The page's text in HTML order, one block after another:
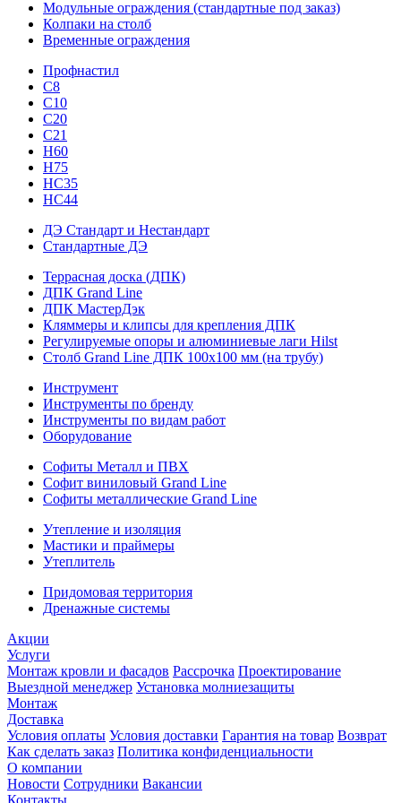
Модульные ограждения (стандартные под заказ)
Колпаки на столб
Временные ограждения
Профнастил
С8
С10
С20
С21
H60
H75
HС35
НС44
ДЭ Стандарт и Нестандарт
Стандартные ДЭ
Террасная доска (ДПК)
ДПК Grand Line
ДПК МастерДэк
Кляммеры и клипсы для крепления ДПК
Регулируемые опоры и алюминиевые лаги Hilst
Столб Grand Line ДПК 100х100 мм (на трубу)
Инструмент
Инструменты по бренду
Инструменты по видам работ
Оборудование
Софиты Металл и ПВХ
Софит виниловый Grand Line
Софиты металлические Grand Line
Утепление и изоляция
Мастики и праймеры
Утеплитель
Придомовая территория
Дренажные системы
Акции
Услуги
Монтаж кровли и фасадов Рассрочка Проектирование
Выездной менеджер Установка молниезащиты
Монтаж
Доставка
Условия оплаты Условия доставки Гарантия на товар Возврат
Как сделать заказ Политика конфиденциальности
О компании
Новости Сотрудники Вакансии
Контакты